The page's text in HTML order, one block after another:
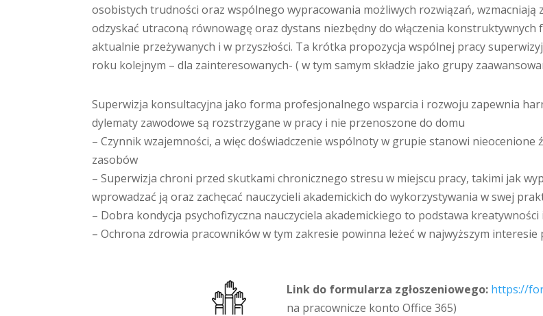
osobistych trudności oraz wspólnego wypracowania możliwych rozwiązań,
odzyskać utraconą równowagę oraz dystans niezbędny do włączenia
aktualnie przeżywanych i w przyszłości. Ta krótka propozycja wspólnej pracy
roku kolejnym – dla zainteresowanych- ( w tym samym składzie jako grupy
Superwizja konsultacyjna jako forma profesjonalnego wsparcia i rozwoju zapewnia
dylematy zawodowe są rozstrzygane w pracy i nie przenoszone do domu
– Czynnik wzajemności, a więc doświadczenie wspólnoty w grupie stanowi nieocenione
zasobów
– Superwizja chroni przed skutkami chronicznego stresu w miejscu pracy, takimi jak
wprowadzać ją oraz zachęcać nauczycieli akademickich do wykorzystywania w swej
– Dobra kondycja psychofizyczna nauczyciela akademickiego to podstawa
– Ochrona zdrowia pracowników w tym zakresie powinna leżeć w najwyższym interesie
Link do formularza zgłoszeniowego: https://
na pracownicze konto Office 365)